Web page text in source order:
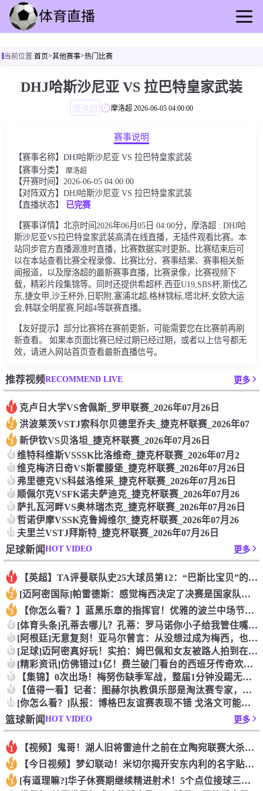
足球直播
其他赛事
当前位置:首页>其他赛事>热门比赛
DHJ哈斯沙尼亚 VS 拉巴特皇家武装
摩洛超 摩洛超 2026-06-05 04:00:00
赛事说明
【赛事名称】DHJ哈斯沙尼亚 VS 拉巴特皇家武装
【赛事分类】 摩洛超
【开赛时间】2026-06-05 04:00:00
【对阵双方】DHJ哈斯沙尼亚 VS 拉巴特皇家武装
【直播状态】
已完赛
【赛事详情】北京时间2026年06月05日 04:00分，摩洛超 : DHJ哈
斯沙尼亚VS拉巴特皇家武装高清在线直播，无插件观看比赛。本
站同步官方直播源准时直播，比赛数据实时更新。比赛结束后可
以在本站查看比赛全程录像、比赛比分、赛事结果、赛事相关新
闻报道，以及摩洛超的最新赛事直播，比赛录像，比赛视频下
载，精彩片段集锦等。同时还提供希超杯,西亚U19,SBS杯,斯伐乙
东,捷女甲,沙王杯外,日职附,塞浦北超,格林锦标,塔北杯,女欧大运
会,韩联全明星赛,阿超4等联赛直播。
【友好提示】部分比赛将在赛前更新，可能需要您在比赛前再刷
新查看。 如果本页面比赛已经过期已经过期，或者以上信号都无
效，请进入网站首页查看最新直播信号。
推荐视频RECOMMEND LIVE 更多
1 克卢日大学VS舍佩斯_罗甲联赛_2026年07月26日
2 洪波莱茨VSTJ索科尔贝德里乔夫_捷克杯联赛_2026年07
3 新伊钦VS贝洛坦_捷克杯联赛_2026年07月26日
4 维特科维斯VSSSK比洛维奇_捷克杯联赛_2026年07月2
5 维克梅济日奇VS斯霍滕堡_捷克杯联赛_2026年07月26日
6 弗里德克VS科兹洛维采_捷克杯联赛_2026年07月26日
7 顺佩尔克VSFK诺夫萨迪克_捷克杯联赛_2026年07月26
8 萨扎瓦河畔VS奥林瑞杰克_捷克杯联赛_2026年07月26日
9 哲诺伊摩VSSK克鲁姆维尔_捷克杯联赛_2026年07月26
10 夫里兰VSTJ拜斯特_捷克杯联赛_2026年07月26日
足球新闻HOT VIDEO 更多
1 【英超】TA评曼联队史25大球员第12：“巴斯比宝贝”的绝佳
2 [迈阿密国际]帕雷德斯：感觉梅西决定了决赛是国家队最后一战，
3 【你怎么看？】蓝黑乐章的指挥官！优雅的波兰中场节拍器！
4 [体育头条]孔蒂去哪儿？孔蒂：罗马诺你小子给我管住嘴哈！
5 [阿根廷]无意复刻！亚马尔曾言：从没想过成为梅西，也不会穿他
6 [足球]迈阿密真好玩！实拍：姆巴佩和女友被路人拍到在夜店狂欢
7 [精彩资讯]仿佛错过1亿！费兰破门看台的西班牙传奇欢呼，拉莫
8 【集锦】0次出场！梅努伤缺季军战，整届1分钟没踢无缘世界杯首
9 【值得一看】记者：图赫尔执教俱乐部是淘汰赛专家，但在真正压力
10 [你怎么看？]队报：博格巴友谊赛表现不错 戈洛文可能加盟沙特
篮球新闻HOT VIDEO 更多
1 【视频】鬼哥！湖人旧将雷迪什之前在立陶宛联赛大杀四方
2 【今日视频】梦幻联动！米切尔揭开安东内利的名字贴纸！
3 [有道理嘛?]华子休赛期继续精进射术！5个点位接球三分全部命